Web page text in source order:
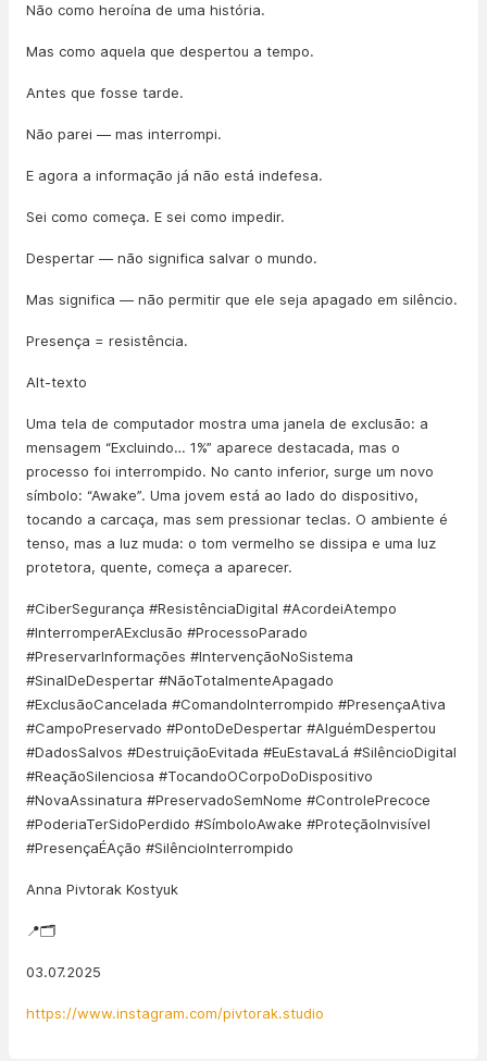
Não como heroína de uma história.
Mas como aquela que despertou a tempo.
Antes que fosse tarde.
Não parei — mas interrompi.
E agora a informação já não está indefesa.
Sei como começa. E sei como impedir.
Despertar — não significa salvar o mundo.
Mas significa — não permitir que ele seja apagado em silêncio.
Presença = resistência.
Alt-texto
Uma tela de computador mostra uma janela de exclusão: a
mensagem “Excluindo… 1%” aparece destacada, mas o
processo foi interrompido. No canto inferior, surge um novo
símbolo: “Awake”. Uma jovem está ao lado do dispositivo,
tocando a carcaça, mas sem pressionar teclas. O ambiente é
tenso, mas a luz muda: o tom vermelho se dissipa e uma luz
protetora, quente, começa a aparecer.
#CiberSegurança #ResistênciaDigital #AcordeiAtempo
#InterromperAExclusão #ProcessoParado
#PreservarInformações #IntervençãoNoSistema
#SinalDeDespertar #NãoTotalmenteApagado
#ExclusãoCancelada #ComandoInterrompido #PresençaAtiva
#CampoPreservado #PontoDeDespertar #AlguémDespertou
#DadosSalvos #DestruiçãoEvitada #EuEstavaLá #SilêncioDigital
#ReaçãoSilenciosa #TocandoOCorpoDoDispositivo
#NovaAssinatura #PreservadoSemNome #ControlePrecoce
#PoderiaTerSidoPerdido #SímboloAwake #ProteçãoInvisível
#PresençaÉAção #SilêncioInterrompido
Anna Pivtorak Kostyuk
📍🗂️
03.07.2025
https://www.instagram.com/pivtorak.studio